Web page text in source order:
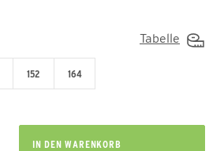
Tabelle
152 164
IN DEN WARENKORB